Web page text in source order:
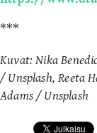
***
Kuvat: Nika
/ Unsplash, Reeta
Adams / Unsplash